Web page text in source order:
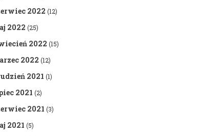
2022 (12)
2022 (25)
2022 (15)
2022 (12)
2021 (1)
2021 (2)
2021 (3)
2021 (5)